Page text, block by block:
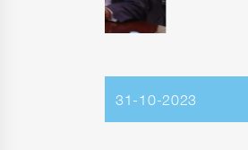
31-10-2023